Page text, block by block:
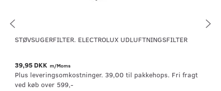
STØVSUGERFILTER. ELECTROLUX UDLUFTNINGSFILTER
39,95 DKK m/Moms
Plus leveringsomkostninger. 39,00 til pakkehops. Fri fragt
ved køb over 599,-